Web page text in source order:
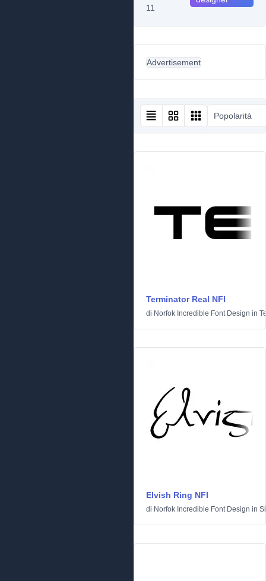
11
Advertisement
Popolarità
Terminator Real NFI
di Norfok Incredible Font Design in
Elvish Ring NFI
di Norfok Incredible Font Design in